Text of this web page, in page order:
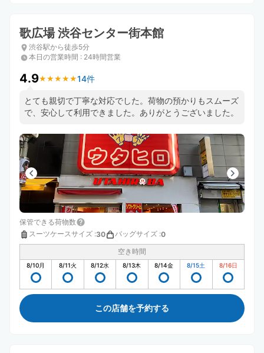
歌広場 渋谷センター街本館
渋谷駅から徒歩5分
本日の営業時間 : 24時間営業
4.9★ ★ ★ ★ ★
★ ★ ★ ★ ★14件
とても親切で丁寧な対応でした。荷物の預かりもスムーズ
で、安心して利用できました。ありがとうございました。
保管できる荷物数
スーツケースサイズ :30 バッグサイズ :0
空き時間
8/10月 8/11火 8/12水 8/13木 8/14金 8/15土 8/16日
この店舗を予約する